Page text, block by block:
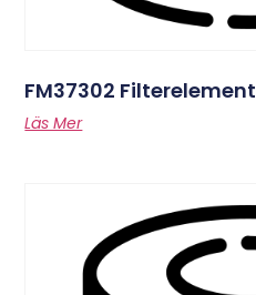
FM37302 Filterelement
Läs Mer